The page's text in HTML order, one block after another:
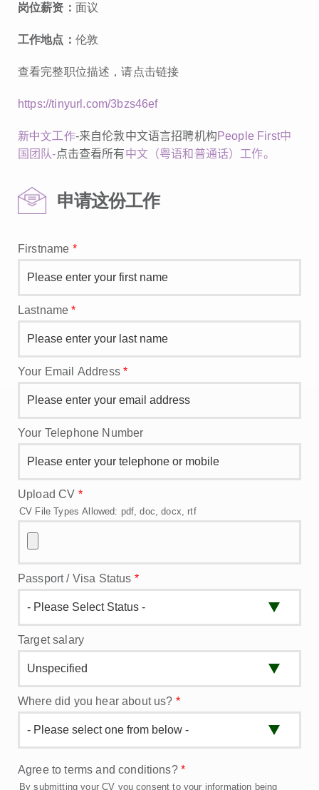
岗位薪资： 面议
工作地点： 伦敦
查看完整职位描述，请点击链接
https://tinyurl.com/3bzs46ef
新中文工作-来自伦敦中文语言招聘机构People First中
国团队-点击查看所有中文（粤语和普通话）工作。
申请这份工作
Firstname *
Lastname*
Your Email Address*
Your Telephone Number
Upload CV *
CV File Types Allowed: pdf, doc, docx, rtf
Passport / Visa Status *
Target salary
Where did you hear about us? *
Agree to terms and conditions? *
By submitting your CV you consent to your information being